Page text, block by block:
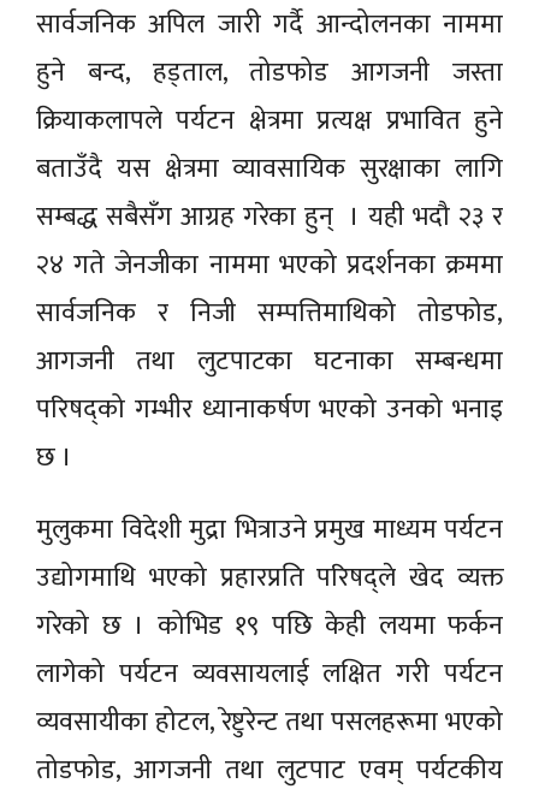
सार्वजनिक अपिल जारी गर्दै आन्दोलनका नाममा
हुने बन्द, हड्ताल, तोडफोड आगजनी जस्ता
क्रियाकलापले पर्यटन क्षेत्रमा प्रत्यक्ष प्रभावित हुने
बताउँदै यस क्षेत्रमा व्यावसायिक सुरक्षाका लागि
सम्बद्ध सबैसँग आग्रह गरेका हुन् । यही भदौ २३ र
२४ गते जेनजीका नाममा भएको प्रदर्शनका क्रममा
सार्वजनिक र निजी सम्पत्तिमाथिको तोडफोड,
आगजनी तथा लुटपाटका घटनाका सम्बन्धमा
परिषद्को गम्भीर ध्यानाकर्षण भएको उनको भनाइ
छ ।
मुलुकमा विदेशी मुद्रा भित्राउने प्रमुख माध्यम पर्यटन
उद्योगमाथि भएको प्रहारप्रति परिषद्ले खेद व्यक्त
गरेको छ । कोभिड १९ पछि केही लयमा फर्कन
लागेको पर्यटन व्यवसायलाई लक्षित गरी पर्यटन
व्यवसायीका होटल, रेष्टुरेन्ट तथा पसलहरूमा भएको
तोडफोड, आगजनी तथा लुटपाट एवम् पर्यटकीय